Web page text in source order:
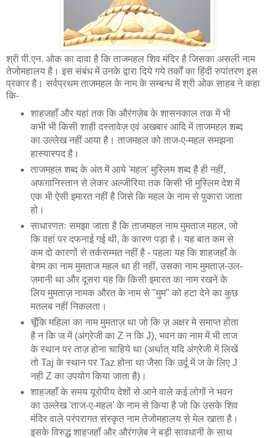
श्री पी.एन. ओक का दावा है कि ताजमहल शिव मंदिर है जिसका असली नाम
तेजोमहालय है। इस संबंध में उनके द्वारा दिये गये तर्कों का हिंदी रुपांतरण इस
प्रकार है। सर्वप्रथम ताजमहल के नाम के सम्बन्ध में श्री ओक साहब ने कहा
कि-
शाहजहाँ और यहां तक कि औरंगज़ेब के शासनकाल तक में भी
कभी भी किसी शाही दस्तावेज़ एवं अखबार आदि में ताजमहल शब्द
का उल्लेख नहीं आया है। ताजमहल को ताज-ए-महल समझना
हास्यास्पद है।
ताजमहल शब्द के अंत में आये 'महल' मुस्लिम शब्द है ही नहीं,
अफग़ानिस्तान से लेकर अल्जीरिया तक किसी भी मुस्लिम देश में
एक भी ऐसी इमारत नहीं है जिसे कि महल के नाम से पुकारा जाता
हो।
साधारणतः समझा जाता है कि ताजमहल नाम मुमताज महल, जो
कि वहां पर दफनाई गई थी, के कारण पड़ा है। यह बात कम से
कम दो कारणों से तर्कसम्मत नहीं है - पहला यह कि शाहजहाँ के
बेगम का नाम मुमताज महल था ही नहीं, उसका नाम मुमताज़-उल-
ज़मानी था और दूसरा यह कि किसी इमारत का नाम रखने के
लिय मुमताज़ नामक औरत के नाम से "मुम" को हटा देने का कुछ
मतलब नहीं निकलता।
चूँकि महिला का नाम मुमताज़ था जो कि ज़ अक्षर मे समाप्त होता
है न कि ज में (अंग्रेजी का Z न कि J), भवन का नाम में भी ताज
के स्थान पर ताज़ होना चाहिये था (अर्थात् यदि अंग्रेजी में लिखें
तो Taj के स्थान पर Taz होना था जैसा कि उर्दू में ज के लिए J
नही Z का उपयोग किया जाता है)।
शाहजहाँ के समय यूरोपीय देशों से आने वाले कई लोगों ने भवन
का उल्लेख 'ताज-ए-महल' के नाम से किया है जो कि उसके शिव
मंदिर वाले परंपरागत संस्कृत नाम तेजोमहालय से मेल खाता है।
इसके विरुद्ध शाहजहाँ और औरंगज़ेब ने बड़ी सावधानी के साथ